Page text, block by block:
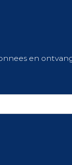
en